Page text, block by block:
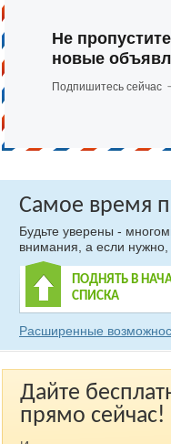
Не пропустите
новые
Подпишитесь сейчас
Самое время
Будьте уверены -
внимания, а если нужно,
ПОДНЯТЬ В
СПИСКА
Расширенные
Дайте
прямо сейчас!